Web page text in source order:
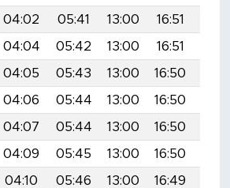
04:02 05:41 13:00 16:51
04:04 05:42 13:00 16:51
04:05 05:43 13:00 16:50
04:06 05:44 13:00 16:50
04:07 05:44 13:00 16:50
04:09 05:45 13:00 16:50
04:10 05:46 13:00 16:49